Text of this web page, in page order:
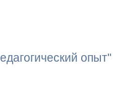
опыт"